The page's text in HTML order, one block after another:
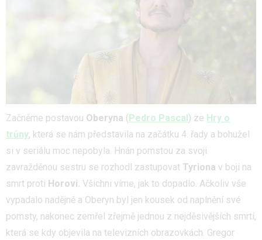
Začněme postavou Oberyna (Pedro Pascal) ze Hry o
trůny, která se nám představila na začátku 4. řady a bohužel
si v seriálu moc nepobyla. Hnán pomstou za svoji
zavražděnou sestru se rozhodl zastupovat Tyriona v boji na
smrt proti Horovi. Všichni víme, jak to dopadlo. Ačkoliv vše
vypadalo nadějně a Oberyn byl jen kousek od naplnění své
pomsty, nakonec zemřel zřejmě jednou z nejděsivějších smrtí,
která se kdy objevila na televizních obrazovkách. Gregor